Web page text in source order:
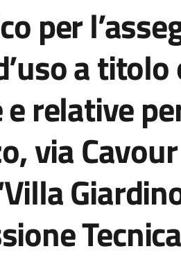
per
a
relative
via
Tecnica